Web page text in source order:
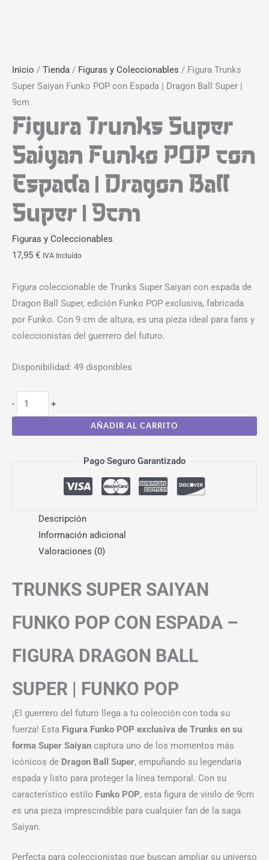
Inicio / Tienda / Figuras y Coleccionables / Figura Trunks
Super Saiyan Funko POP con Espada | Dragon Ball Super |
9cm
Figura Trunks Super
Saiyan Funko POP con
Espada | Dragon Ball
Super | 9cm
Figuras y Coleccionables
17,95 € IVA Incluído
Figura coleccionable de Trunks Super Saiyan con espada de
Dragon Ball Super, edición Funko POP exclusiva, fabricada
por Funko. Con 9 cm de altura, es una pieza ideal para fans y
coleccionistas del guerrero del futuro.
Disponibilidad: 49 disponibles
- +
AÑADIR AL CARRITO
Pago Seguro Garantizado
Descripción
Información adicional
Valoraciones (0)
TRUNKS SUPER SAIYAN
FUNKO POP CON ESPADA –
FIGURA DRAGON BALL
SUPER | FUNKO POP
¡El guerrero del futuro llega a tu colección con toda su
fuerza! Esta Figura Funko POP exclusiva de Trunks en su
forma Super Saiyan captura uno de los momentos más
icónicos de Dragon Ball Super, empuñando su legendaria
espada y listo para proteger la línea temporal. Con su
característico estilo Funko POP, esta figura de vinilo de 9cm
es una pieza imprescindible para cualquier fan de la saga
Saiyan.
Perfecta para coleccionistas que buscan ampliar su universo